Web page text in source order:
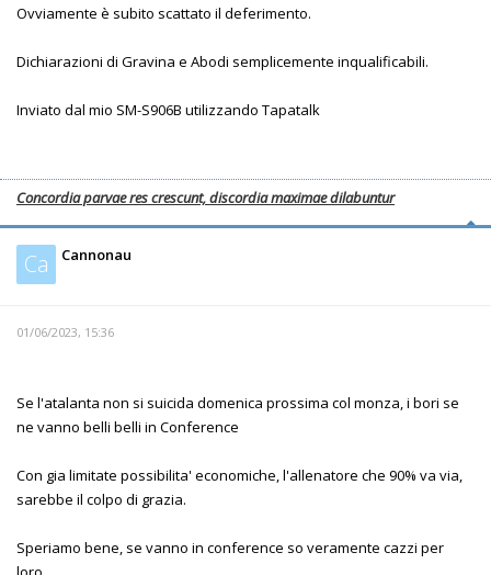
Ovviamente è subito scattato il deferimento.
Dichiarazioni di Gravina e Abodi semplicemente inqualificabili.
Inviato dal mio SM-S906B utilizzando Tapatalk
Concordia parvae res crescunt, discordia maximae dilabuntur
Ca Cannonau
01/06/2023, 15:36
Se l'atalanta non si suicida domenica prossima col monza, i bori se
ne vanno belli belli in Conference
Con gia limitate possibilita' economiche, l'allenatore che 90% va via,
sarebbe il colpo di grazia.
Speriamo bene, se vanno in conference so veramente cazzi per